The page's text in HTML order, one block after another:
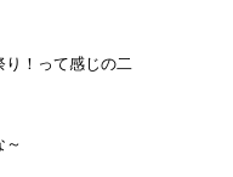
！って感じの二
～